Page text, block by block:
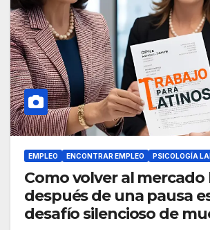
EMPLEO ENCONTRAR EMPLEO PSICOLOGÍA
Como volver al mercado
después de una pausa
desafío silencioso de